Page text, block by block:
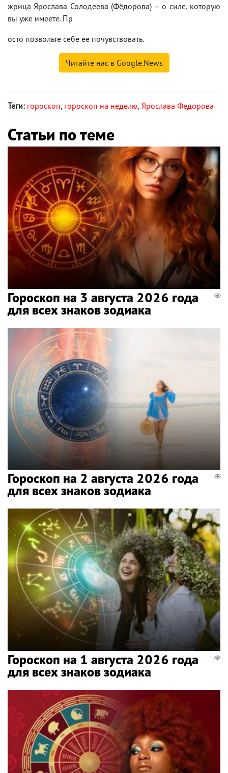
жрица Ярослава Солодеева (Фёдорова) – о силе, которую
вы уже имеете. Пр
осто позвольте себе ее почувствовать.
Читайте нас в Google.News
Теги: гороскоп, гороскоп на неделю, Ярослава Федорова
Статьи по теме
Гороскоп на 3 августа 2026 года
для всех знаков зодиака
Гороскоп на 2 августа 2026 года
для всех знаков зодиака
Гороскоп на 1 августа 2026 года
для всех знаков зодиака